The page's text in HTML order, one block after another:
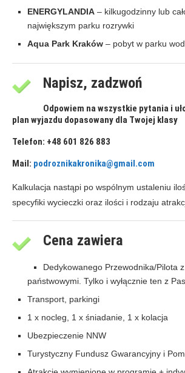
ENERGYLANDIA – kilkugodzinny lub
największym parku rozrywki
Aqua Park Kraków – pobyt w parku
Napisz, zadzwoń
Odpowiem na wszystkie pytania i
plan wyjazdu dopasowany dla Twojej klasy
Telefon: +48 601 826 883
Mail: podroznikakronika@gmail.com
Kalkulacja nastąpi po wspólnym ustaleniu
specyfiki wycieczki oraz ilości i rodzaju
Cena zawiera
Dedykowanego Przewodnika/Pilota
państwowymi. Tylko i wyłącznie ten z
Transport, parkingi
1 x nocleg, 1 x śniadanie, 1 x kolacja
Ubezpieczenie NNW
Turystyczny Fundusz Gwarancyjny i